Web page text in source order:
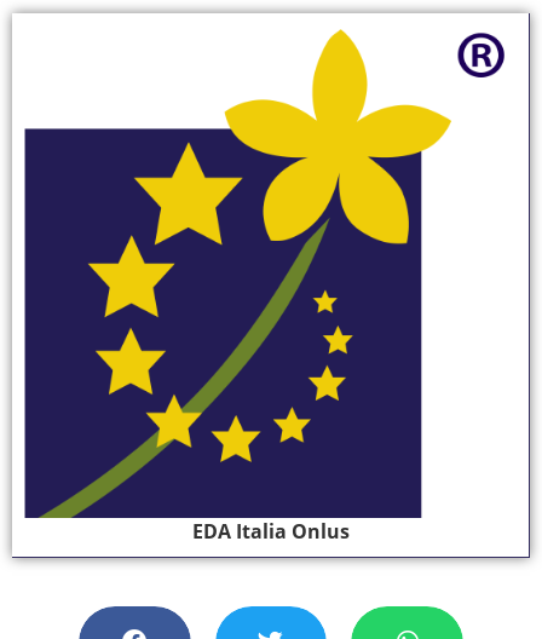
EDA Italia Onlus